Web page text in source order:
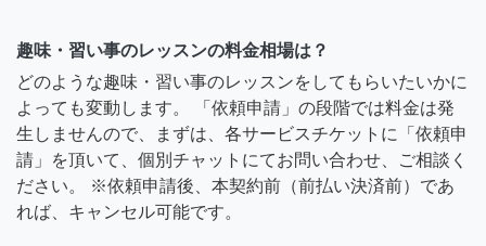
趣味・習い事のレッスンの料金相場は？
どのような趣味・習い事のレッスンをしてもらいたいかに
よっても変動します。 「依頼申請」の段階では料金は発
生しませんので、まずは、各サービスチケットに「依頼申
請」を頂いて、個別チャットにてお問い合わせ、ご相談く
ださい。 ※依頼申請後、本契約前（前払い決済前）であ
れば、キャンセル可能です。